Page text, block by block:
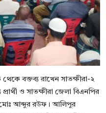
থেকে বক্তব্য রাখেন সাতক্ষীরা-২
ও সাতক্ষীরা জেলা বিএনপির
মোঃ আব্দুর রউফ। আলিপুর